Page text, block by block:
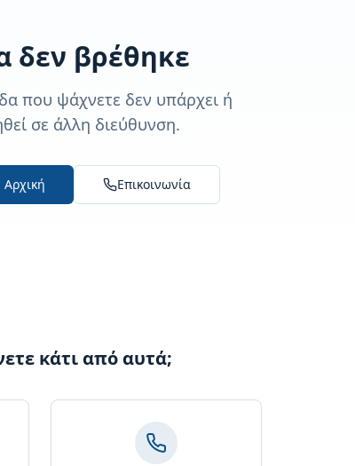
δεν βρέθηκε
που ψάχνετε δεν υπάρχει ή
σε άλλη διεύθυνση.
Επικοινωνία
κάτι από αυτά;